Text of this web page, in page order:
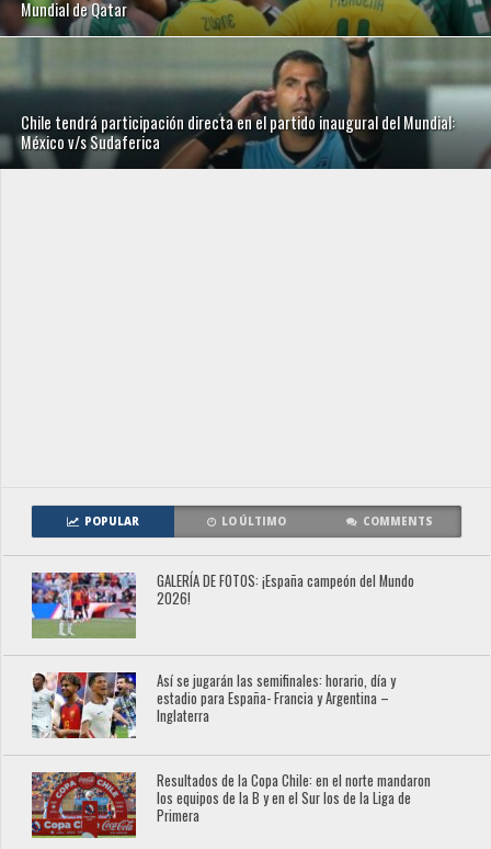
Mundial de Qatar
Chile tendrá participación directa en el partido inaugural del Mundial:
México v/s Sudaferica
POPULAR LO ÚLTIMO COMMENTS
GALERÍA DE FOTOS: ¡España campeón del Mundo
2026!
Así se jugarán las semifinales: horario, día y
estadio para España- Francia y Argentina –
Inglaterra
Resultados de la Copa Chile: en el norte mandaron
los equipos de la B y en el Sur los de la Liga de
Primera